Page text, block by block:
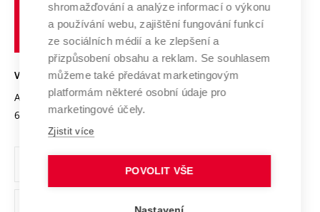
Transfer znalostí
Open Science
Projekty
Projekty ze strukturálních fondů
Specifický výzkum
Služby univerzity
Mezinárodní dohody
Univerzitní sítě
Udržitelná univerzita
Podnikavá univerzita / ContriBUTe
Bezpečná univerzita
Vyznamenání
Organizační struktura
Ochrana osobních údajů
učení
technické
VYSOKÉ UČENÍ TECHNICKÉ V BRNĚ
Antonínská 548/1
602 00 Brno
www.vut.cz
vut@vutbr.cz
shromažďování a analýze informací o výkonu
a používání webu, zajištění fungování funkcí
ze sociálních médií a ke zlepšení a
přizpůsobení obsahu a reklam. Se souhlasem
můžeme také předávat marketingovým
platformám některé osobní údaje pro
marketingové účely.
Zjistit více
POVOLIT VŠE